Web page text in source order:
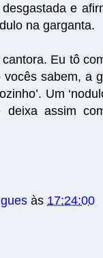
e
na garganta.
Eu tô
sabem, a
Um
assim
às 17:24:00